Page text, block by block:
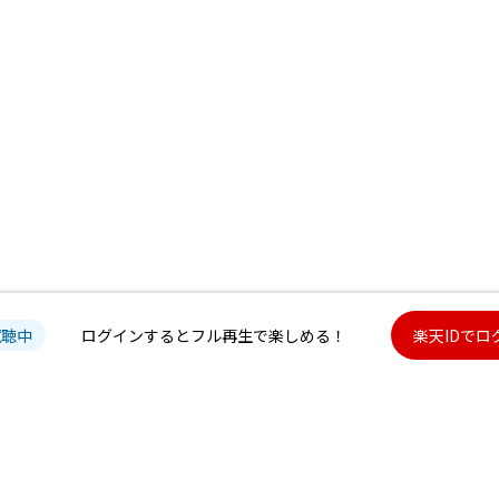
中 ログインするとフル再生で楽しめる！ 楽天IDでロ